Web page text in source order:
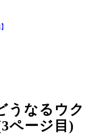
うなるウク
ページ目)